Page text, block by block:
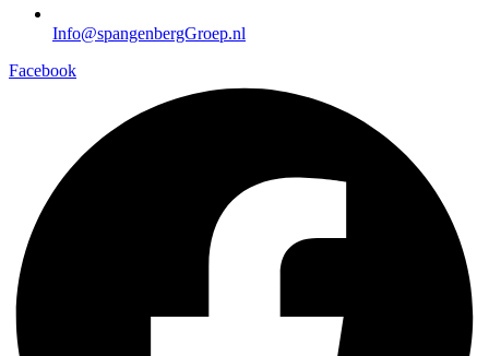
Info@spangenbergGroep.nl
Facebook